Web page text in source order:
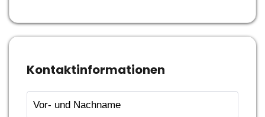
Kontaktinformationen